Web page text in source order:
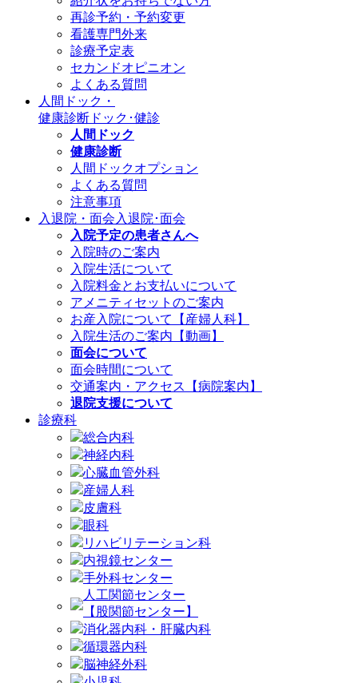
再診予約・予約変更
看護専門外来
診療予定表
セカンドオピニオン
よくある質問
人間ドック・
健康診断 ドック･健診
人間ドック
健康診断
人間ドックオプション
よくある質問
注意事項
入退院・面会 入退院･面会
入院予定の患者さんへ
入院時のご案内
入院生活について
入院料金とお支払いについて
アメニティセットのご案内
お産入院について【産婦人科】
入院生活のご案内【動画】
面会について
面会時間について
交通案内・アクセス【病院案内】
退院支援について
診療科
総合内科
神経内科
心臓血管外科
産婦人科
皮膚科
眼科
リハビリテーション科
内視鏡センター
手外科センター
人工関節センター
【股関節センター】
消化器内科・肝臓内科
循環器内科
脳神経外科